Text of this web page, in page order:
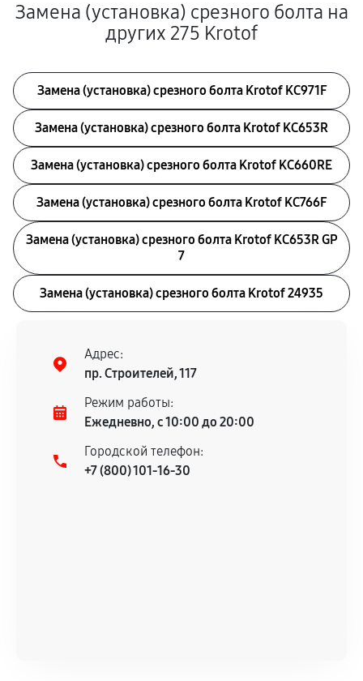
Замена (установка) срезного болта на
других 275 Krotof
Замена (установка) срезного болта Krotof KC971F
Замена (установка) срезного болта Krotof KC653R
Замена (установка) срезного болта Krotof KC660RE
Замена (установка) срезного болта Krotof KC766F
Замена (установка) срезного болта Krotof KC653R GP
7
Замена (установка) срезного болта Krotof 24935
Адрес:
пр. Строителей, 117
Режим работы:
Ежедневно, с 10:00 до 20:00
Городской телефон:
+7 (800) 101-16-30